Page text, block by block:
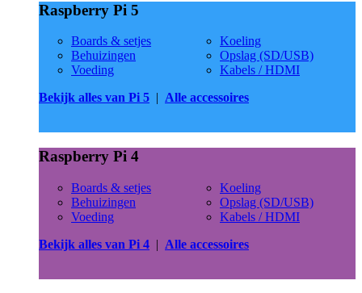
Raspberry Pi 5
Boards & setjes
Behuizingen
Voeding
Koeling
Opslag (SD/USB)
Kabels / HDMI
Bekijk alles van Pi 5 | Alle accessoires
Raspberry Pi 4
Boards & setjes
Behuizingen
Voeding
Koeling
Opslag (SD/USB)
Kabels / HDMI
Bekijk alles van Pi 4 | Alle accessoires